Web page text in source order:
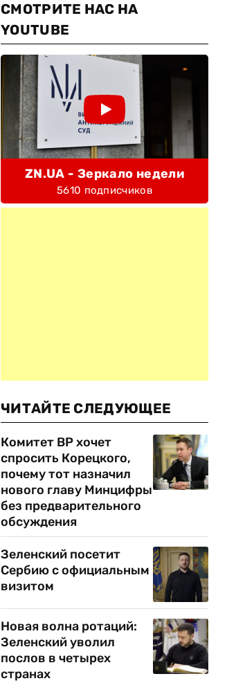
СМОТРИТЕ НАС НА
YOUTUBE
ZN.UA - Зеркало недели
5610 подписчиков
ЧИТАЙТЕ СЛЕДУЮЩЕЕ
Комитет ВР хочет
спросить Корецкого,
почему тот назначил
нового главу Минцифры
без предварительного
обсуждения
Зеленский посетит
Сербию с официальным
визитом
Новая волна ротаций:
Зеленский уволил
послов в четырех
странах